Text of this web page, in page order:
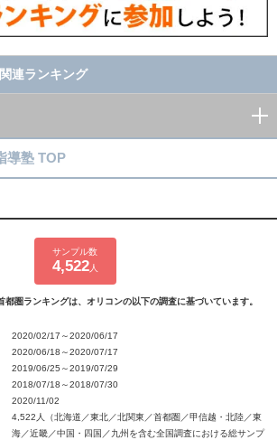
連ランキング
導塾 TOP
サンプル数
4,522人
都圏ランキングは、オリコンの以下の調査に基づいています。
2020/02/17～2020/06/17
2020/06/18～2020/07/17
2019/06/25～2019/07/29
2018/07/18～2018/07/30
2020/11/02
4,522人（北海道／東北／北関東／首都圏／甲信越・北陸／東
海／近畿／中国・四国／九州を含む全国調査における総サンプ